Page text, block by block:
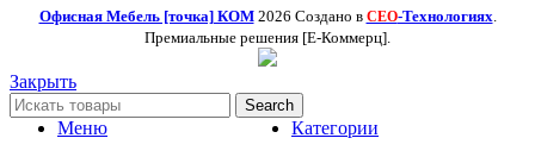
Офисная Мебель [точка] КОМ 2026 Создано в СЕО-Технологиях.
Премиальные решения [Е-Коммерц].
Закрыть
Search
Меню
Категории